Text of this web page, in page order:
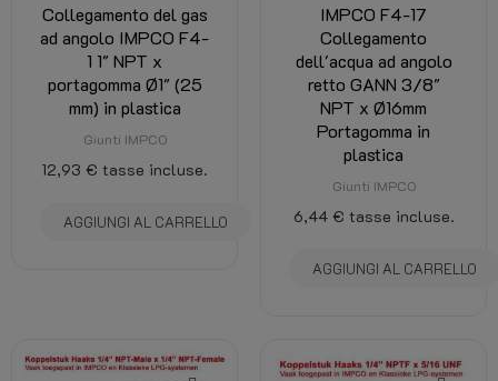
Collegamento del gas
ad angolo IMPCO F4-
1 1" NPT x
portagomma Ø1" (25
mm) in plastica
Giunti IMPCO
12,93 € tasse incluse.
AGGIUNGI AL CARRELLO
IMPCO F4-17
Collegamento
dell'acqua ad angolo
retto GANN 3/8"
NPT x Ø16mm
Portagomma in
plastica
Giunti IMPCO
6,44 € tasse incluse.
AGGIUNGI AL CARRELLO